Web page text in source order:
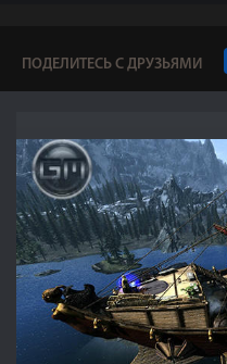
ПОДЕЛИТЕСЬ С ДРУЗЬЯМИ